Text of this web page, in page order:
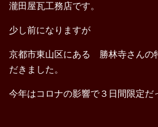
瀧田屋瓦工務店です。
少し前になりますが
京都市東山区にある 勝林寺さんの
だきました。
今年はコロナの影響で３日間限定だ